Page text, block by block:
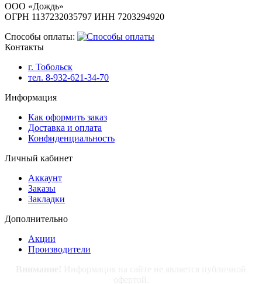
ООО «Дождь»
ОГРН 1137232035797 ИНН 7203294920
Способы оплаты:
Контакты
г. Тобольск
тел. 8-932-621-34-70
Информация
Как оформить заказ
Доставка и оплата
Конфиденциальность
Личный кабинет
Аккаунт
Заказы
Закладки
Дополнительно
Акции
Производители